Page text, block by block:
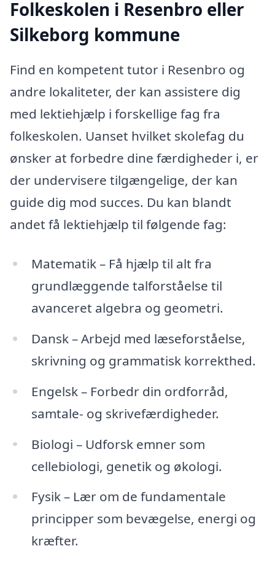
Folkeskolen i Resenbro eller
Silkeborg kommune
Find en kompetent tutor i Resenbro og
andre lokaliteter, der kan assistere dig
med lektiehjælp i forskellige fag fra
folkeskolen. Uanset hvilket skolefag du
ønsker at forbedre dine færdigheder i, er
der undervisere tilgængelige, der kan
guide dig mod succes. Du kan blandt
andet få lektiehjælp til følgende fag:
Matematik – Få hjælp til alt fra
grundlæggende talforståelse til
avanceret algebra og geometri.
Dansk – Arbejd med læseforståelse,
skrivning og grammatisk korrekthed.
Engelsk – Forbedr din ordforråd,
samtale- og skrivefærdigheder.
Biologi – Udforsk emner som
cellebiologi, genetik og økologi.
Fysik – Lær om de fundamentale
principper som bevægelse, energi og
kræfter.